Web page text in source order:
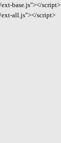
base.js"></script>
all.js"></script>